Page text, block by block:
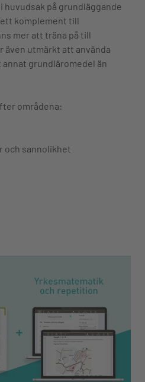
på grundläggande
komplement till
mer att träna på till
även utmärkt att använda
grundläromedel än
områdena:
och sannolikhet